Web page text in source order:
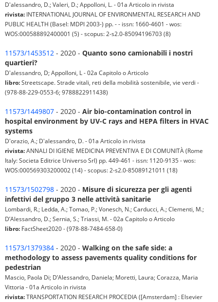
D'alessandro, D.; Valeri, D.; Appolloni, L. - 01a Articolo in rivista
rivista: INTERNATIONAL JOURNAL OF ENVIRONMENTAL RESEARCH AND
PUBLIC HEALTH (Basel: MDPI 2003-) pp. - - issn: 1660-4601 - wos:
WOS:000588892400001 (5) - scopus: 2-s2.0-85094196703 (8)
11573/1453512 - 2020 - Quanto sono camionabili i nostri
quartieri?
D'alessandro, D; Appolloni, L - 02a Capitolo o Articolo
libro:Streetscape. Strade vitali, reti della mobilità sostenibile, vie verdi -
(978-88-229-0553-6; 9788822911438)
11573/1449807 - 2020 - Air bio-contamination control in
hospital environment by UV-C rays and HEPA filters in HVAC
systems
D'orazio, A.; D'alessandro, D. - 01a Articolo in rivista
rivista:ANNALI DI IGIENE MEDICINA PREVENTIVA E DI COMUNITÀ (Rome
Italy: Societa Editrice Universo Srl) pp. 449-461 - issn: 1120-9135 - wos:
WOS:000569303200002 (14) - scopus: 2-s2.0-85089121011 (18)
11573/1502798 - 2020 - Misure di sicurezza per gli agenti
infettivi del gruppo 3 nelle attività sanitarie
Lombardi, R.; Ledda, A.; Tomao, P.; Vonesch, N.; Carducci, A.; Clementi, M.;
D’Alessandro, D.; Sernia, S.; Triassi, M. - 02a Capitolo o Articolo
libro: FactSheet2020 - (978-88-7484-658-0)
11573/1379384 - 2020 - Walking on the safe side: a
methodology to assess pavements quality conditions for
pedestrian
Mascio, Paola Di; D’Alessandro, Daniela; Moretti, Laura; Corazza, Maria
Vittoria - 01a Articolo in rivista
rivista:TRANSPORTATION RESEARCH PROCEDIA ([Amsterdam] : Elsevier